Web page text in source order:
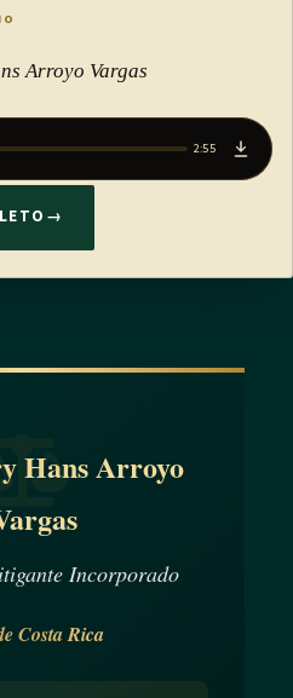
Arroyo Vargas
2:55
→
Hans Arroyo
Incorporado
Costa Rica